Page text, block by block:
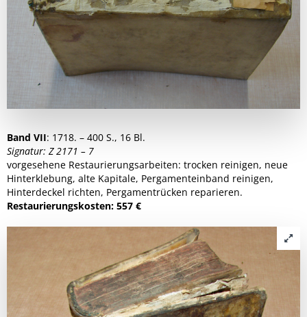
Band VII: 1718. – 400 S., 16 Bl.
Signatur: Z 2171 – 7
vorgesehene Restaurierungsarbeiten: trocken reinigen, neue
Hinterklebung, alte Kapitale, Pergamenteinband reinigen,
Hinterdeckel richten, Pergamentrücken reparieren.
Restaurierungskosten: 557 €